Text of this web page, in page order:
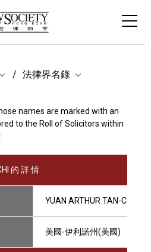
法律界名錄
names are marked with an
to the Roll of Solicitors within
的 詳 情
YUAN ARTHUR TAN-CHI
美國-伊利諾州(美國)